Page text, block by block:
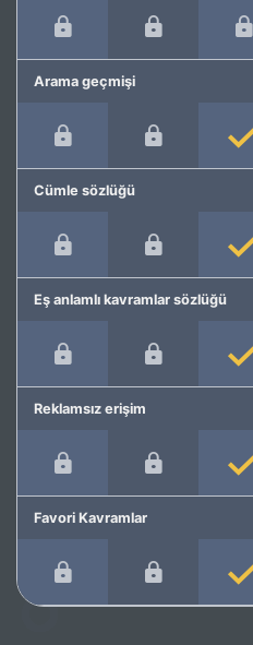
Arama geçmişi
Cümle sözlüğü
Eş anlamlı kavramlar sözlüğü
Reklamsız erişim
Favori Kavramlar